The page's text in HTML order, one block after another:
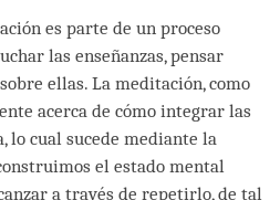
es parte de un proceso
las enseñanzas, pensar
ellas. La meditación, como
acerca de cómo integrar las
lo cual sucede mediante la
el estado mental
a través de repetirlo, de tal